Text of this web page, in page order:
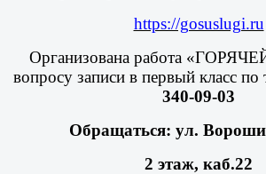
https://gosuslugi.ru
Организована работа
вопросу записи в первый класс по
340-09-03
Обращаться: ул.
2 этаж, каб.22